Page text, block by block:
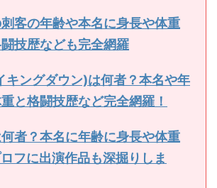
客の年齢や本名に身長や体重
技歴なども完全網羅
キングダウン)は何者？本名や年
と格闘技歴など完全網羅！
者？本名に年齢に身長や体重
フに出演作品も深掘りしま